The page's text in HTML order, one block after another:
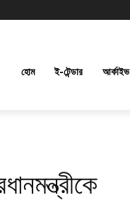
হোম ই-টেন্ডার আর্কাইভ